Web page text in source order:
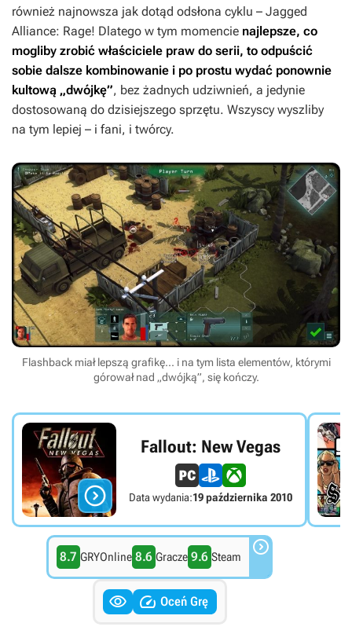
również najnowsza jak dotąd odsłona cyklu – Jagged
Alliance: Rage! Dlatego w tym momencie najlepsze, co
mogliby zrobić właściciele praw do serii, to odpuścić
sobie dalsze kombinowanie i po prostu wydać ponownie
kultową „dwójkę”, bez żadnych udziwnień, a jedynie
dostosowaną do dzisiejszego sprzętu. Wszyscy wyszliby
na tym lepiej – i fani, i twórcy.
Flashback miał lepszą grafikę... i na tym lista elementów, którymi
górował nad „dwójką”, się kończy.

Fallout: New Vegas
Data wydania:19 października 2010
8.7 GRYOnline 8.6 Gracze 9.6 Steam 
  Oceń Grę